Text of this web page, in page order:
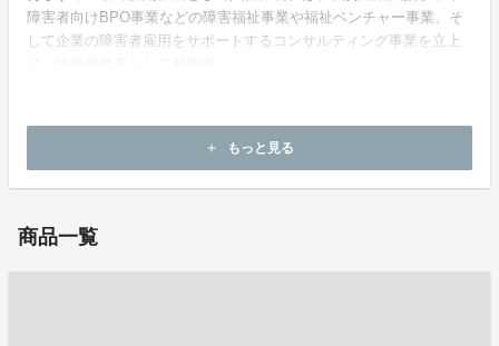
障害者向けBPO事業などの障害福祉事業や福祉ベンチャー事業、そ
して企業の障害者雇用をサポートするコンサルティング事業を立上
add もっと見る
商品一覧